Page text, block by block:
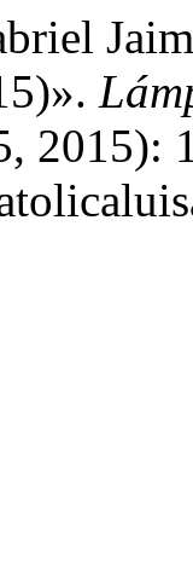
2015):